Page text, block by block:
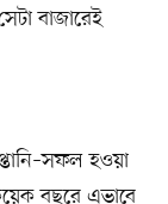
বাজারেই
হওয়া
বছরে এভাবে